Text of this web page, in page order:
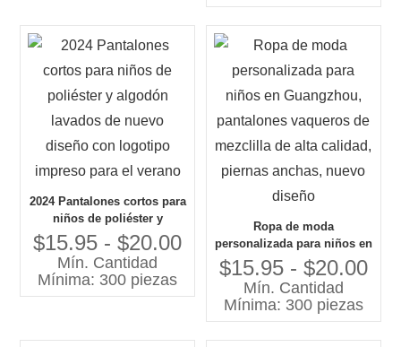
2024 Pantalones cortos para
niños de poliéster y
algodón lavados de nuevo
diseño con logotipo
impreso para el verano
$15.95 - $20.00
Mín. Cantidad
Mínima: 300 piezas
Ropa de moda
personalizada para niños en
Guangzhou, pantalones
vaqueros de mezclilla de
alta calidad, piernas anchas,
nuevo diseño
$15.95 - $20.00
Mín. Cantidad
Mínima: 300 piezas